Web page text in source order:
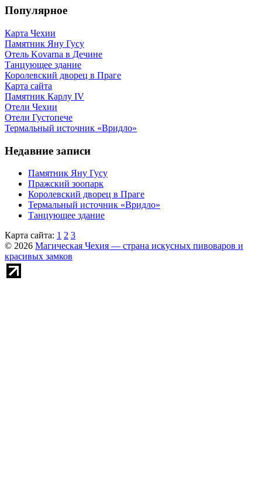
Популярное
Карта Чехии
Памятник Яну Гусу
Отель Kovarna в Дечине
Танцующее здание
Королевский дворец в Праге
Карта сайта
Памятник Карлу IV
Отели Чехии
Отели Густопече
Термальный источник «Вридло»
Недавние записи
Памятник Яну Гусу
Пражский зоопарк
Королевский дворец в Праге
Термальный источник «Вридло»
Танцующее здание
Карта сайта: 1 2 3
© 2026 Магическая Чехия — страна искусных пивоваров и
красивых замков